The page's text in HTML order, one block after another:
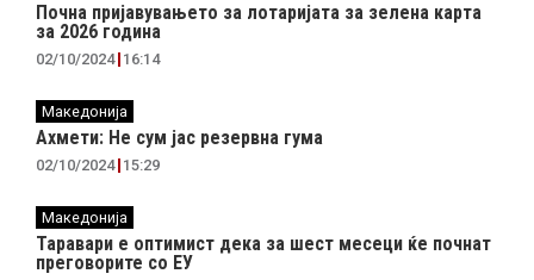
Почна пријавувањето за лотаријата за зелена карта
за 2026 година
02/10/2024 16:14
Македонија
Ахмети: Не сум јас резервна гума
02/10/2024 15:29
Македонија
Таравари e oптимист дека за шест месеци ќе почнат
преговорите со ЕУ